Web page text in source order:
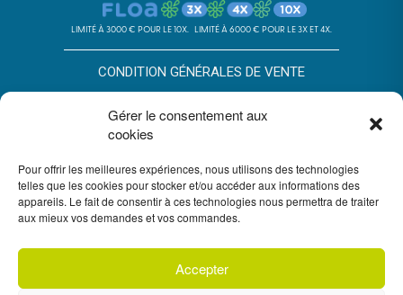
Gérer le consentement aux
cookies
Pour offrir les meilleures expériences, nous utilisons des technologies
telles que les cookies pour stocker et/ou accéder aux informations des
appareils. Le fait de consentir à ces technologies nous permettra de traiter
aux mieux vos demandes et vos commandes.
Accepter
LIMITÉ À 3000 € POUR LE 10X. LIMITÉ À 6000 € POUR LE 3X ET 4X.
CONDITION GÉNÉRALES DE VENTE
*SOUS RÉSERVE D’ACCEPTATION DU DOSSIER PAR FLOA. SA AU
IMMEUBLE G7, 71 RUE LUCIEN FAURE 33300 BORDEAUX,
ENREGISTRÉE À L’ORIAS SOUS LE N°07028160. SOUMISE AU
CONTRÔLE DE L’AUTORITÉ DE CONTRÔLE PRUDENTIEL ET DE
RÉSOLUTION, 4 PLACE DE BUDAPEST CS 92459, 75436 PARIS.
VOUS DISPOSEZ DU DÉLAI LÉGAL DE RÉTRACTATION. VOIR